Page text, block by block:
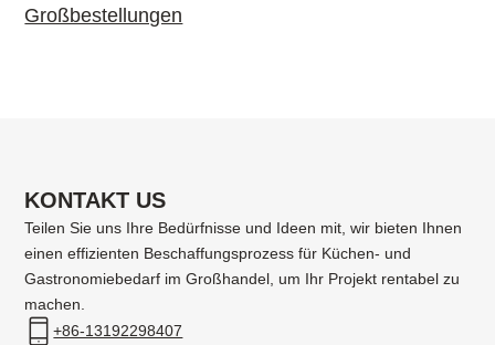
Großbestellungen
KONTAKT US
Teilen Sie uns Ihre Bedürfnisse und Ideen mit, wir bieten Ihnen
einen effizienten Beschaffungsprozess für Küchen- und
Gastronomiebedarf im Großhandel, um Ihr Projekt rentabel zu
machen.
+86-13192298407